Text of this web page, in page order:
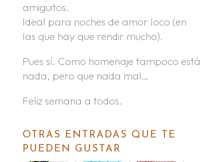
amiguitos.
Ideal para noches de amor loco (en
las que hay que rendir mucho).
Pues sí. Como homenaje tampoco está
nada, pero que nada mal…
Feliz semana a todos.
OTRAS ENTRADAS QUE TE
PUEDEN GUSTAR